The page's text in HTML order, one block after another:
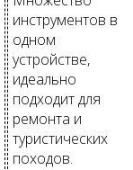
инструментов в
одном
устройстве,
идеально
подходит для
ремонта и
туристических
походов.